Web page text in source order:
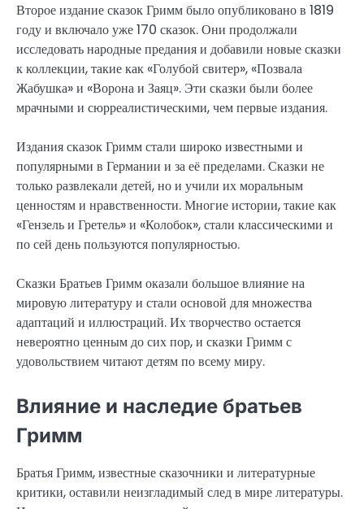
Второе издание сказок Гримм было опубликовано в 1819
году и включало уже 170 сказок. Они продолжали
исследовать народные предания и добавили новые сказки
к коллекции, такие как «Голубой свитер», «Позвала
Жабушка» и «Ворона и Заяц». Эти сказки были более
мрачными и сюрреалистическими, чем первые издания.
Издания сказок Гримм стали широко известными и
популярными в Германии и за её пределами. Сказки не
только развлекали детей, но и учили их моральным
ценностям и нравственности. Многие истории, такие как
«Гензель и Гретель» и «Колобок», стали классическими и
по сей день пользуются популярностью.
Сказки Братьев Гримм оказали большое влияние на
мировую литературу и стали основой для множества
адаптаций и иллюстраций. Их творчество остается
невероятно ценным до сих пор, и сказки Гримм с
удовольствием читают детям по всему миру.
Влияние и наследие братьев
Гримм
Братья Гримм, известные сказочники и литературные
критики, оставили неизгладимый след в мире литературы.